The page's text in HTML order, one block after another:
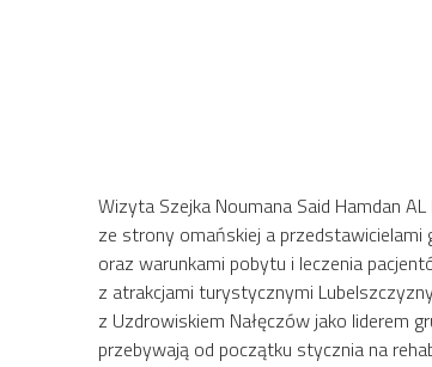
Wizyta Szejka Noumana Said Hamdan
ze strony omańskiej a przedstawicielami
oraz warunkami pobytu i leczenia
z atrakcjami turystycznymi
z Uzdrowiskiem Nałęczów jako liderem
przebywają od początku stycznia na